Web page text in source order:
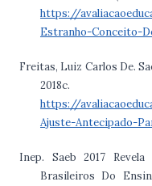
https://
Estranho-Conceito-
Freitas, Luiz Carlos De.
2018c.
https://
Ajuste-Antecipado-
Inep. Saeb 2017
Brasileiros Do